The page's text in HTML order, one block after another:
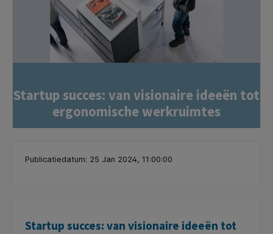
Startup succes: van visionaire ideeën tot
ergonomische werkruimtes
Publicatiedatum: 25 Jan 2024, 11:00:00
Startup succes: van visionaire ideeën tot